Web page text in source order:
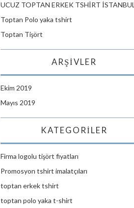
UCUZ TOPTAN ERKEK TSHİRT İSTANBUL
Toptan Polo yaka tshirt
Toptan Tişört
ARŞIVLER
Ekim 2019
Mayıs 2019
KATEGORILER
Firma logolu tişört fiyatları
Promosyon tshirt imalatçıları
toptan erkek tshirt
toptan polo yaka t-shirt